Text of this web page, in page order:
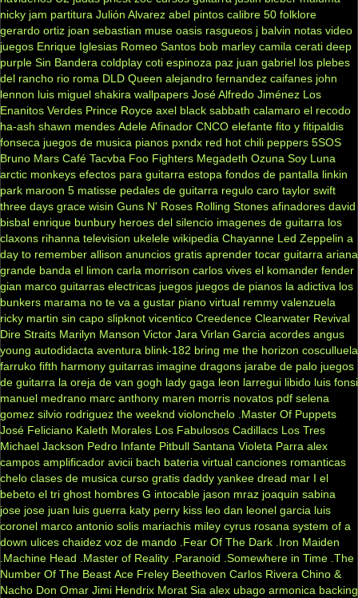
nicky jam partitura Julión Alvarez abel pintos calibre 50 folklore
gerardo ortiz joan sebastian muse oasis rasgueos j balvin notas video
juegos Enrique Iglesias Romeo Santos bob marley camila cerati deep
purple Sin Bandera coldplay coti espinoza paz juan gabriel los plebes
del rancho rio roma DLD Queen alejandro fernandez caifanes john
lennon luis miguel shakira wallpapers José Alfredo Jiménez Los
Enanitos Verdes Prince Royce axel black sabbath calamaro el recodo
ha-ash shawn mendes Adele Afinador CNCO elefante fito y fitipaldis
fonseca juegos de musica pianos pxndx red hot chili peppers 5SOS
Bruno Mars Café Tacvba Foo Fighters Megadeth Ozuna Soy Luna
arctic monkeys efectos para guitarra estopa fondos de pantalla linkin
park maroon 5 matisse pedales de guitarra regulo caro taylor swift
three days grace wisin Guns N' Roses Rolling Stones afinadores david
bisbal enrique bunbury heroes del silencio imagenes de guitarra los
claxons rihanna television ukelele wikipedia Chayanne Led Zeppelin a
day to remember allison anuncios gratis aprender tocar guitarra ariana
grande banda el limon carla morrison carlos vives el komander fender
gian marco guitarras electricas juegos juegos de pianos la adictiva los
bunkers marama no te va a gustar piano virtual remmy valenzuela
ricky martin sin capo slipknot vicentico Creedence Clearwater Revival
Dire Straits Marilyn Manson Victor Jara Virlan Garcia acordes angus
young autodidacta aventura blink-182 bring me the horizon cosculluela
farruko fifth harmony guitarras imagine dragons jarabe de palo juegos
de guitarra la oreja de van gogh lady gaga leon larregui libido luis fonsi
manuel medrano marc anthony maren morris novatos pdf selena
gomez silvio rodriguez the weeknd violonchelo .Master Of Puppets
José Feliciano Kaleth Morales Los Fabulosos Cadillacs Los Tres
Michael Jackson Pedro Infante Pitbull Santana Violeta Parra alex
campos amplificador avicii bach bateria virtual canciones romanticas
chelo clases de musica curso gratis daddy yankee dread mar I el
bebeto el tri ghost hombres G intocable jason mraz joaquin sabina
jose jose juan luis guerra katy perry kiss leo dan leonel garcia luis
coronel marco antonio solis mariachis miley cyrus rosana system of a
down ulices chaidez voz de mando .Fear Of The Dark .Iron Maiden
.Machine Head
.Master of Reality .Paranoid .Somewhere in Time .The
Number Of The Beast Ace Freley Beethoven Carlos Rivera Chino &
Nacho Don Omar Jimi Hendrix Morat Sia alex ubago armonica backing